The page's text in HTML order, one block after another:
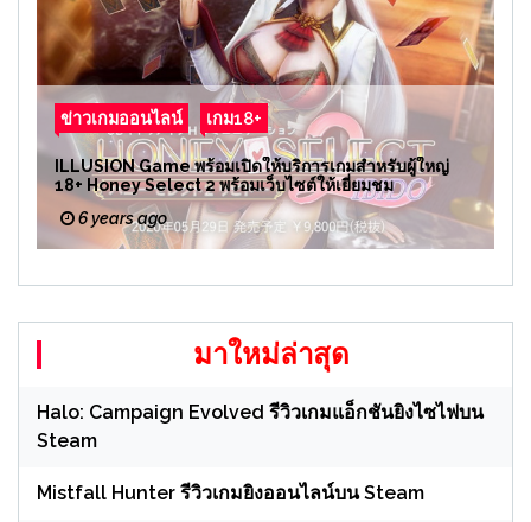
ข่าวเกมออนไลน์ เกม18+
ILLUSION Game พร้อมเปิดให้บริการเกมสำหรับผู้ใหญ่
18+ Honey Select 2 พร้อมเว็บไซต์ให้เยี่ยมชม
6 years ago
มาใหม่ล่าสุด
Halo: Campaign Evolved รีวิวเกมแอ็กชันยิงไซไฟบน
Steam
Mistfall Hunter รีวิวเกมยิงออนไลน์บน Steam